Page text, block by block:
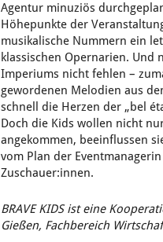
Agentur minuziös
Höhepunkte der
musikalische Nummern ein
klassischen Opernarien. Und
Imperiums nicht fehlen –
gewordenen Melodien aus
schnell die Herzen der „bel
Doch die Kids wollen nicht
angekommen, beeinflussen
vom Plan der
Zuschauer:innen.
BRAVE KIDS ist eine
Gießen, Fachbereich